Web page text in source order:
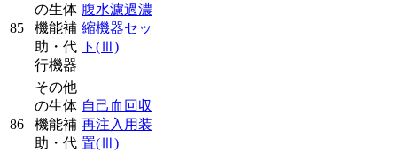
85
の生体
機能補
助・代
行機器
腹水濾過濃
縮機器セッ
ト (Ⅲ)
86
その他
の生体
機能補
助・代
自己血回収
再注入用装
置(Ⅲ)